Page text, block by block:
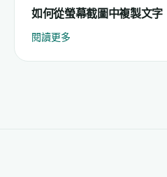
如何從螢幕截圖中複製文字
閱讀更多